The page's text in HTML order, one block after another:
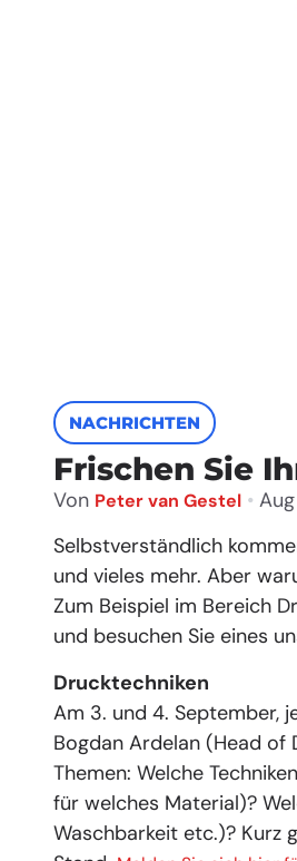
NACHRICHTEN
Frischen Sie
Von Peter van Gestel •
Selbstverständlich
und vieles mehr. Aber
Zum Beispiel im Bereich
und besuchen Sie eines
Drucktechniken
Am 3. und 4. September,
Bogdan Ardelan (Head of
Themen: Welche
für welches Material)?
Waschbarkeit etc.)? Kurz